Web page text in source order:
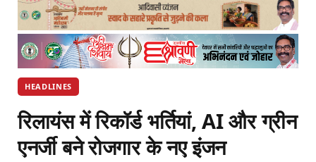
HEADLINES
रिलायंस में रिकॉर्ड भर्तियां, AI और ग्रीन
एनर्जी बने रोजगार के नए इंजन